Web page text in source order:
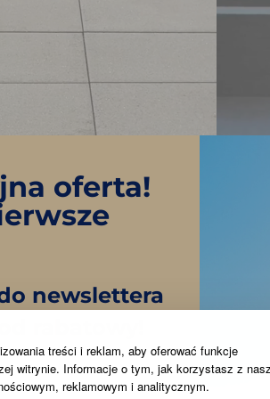
treści i reklam, aby oferować funkcje
witrynie. Informacje o tym, jak korzystasz z
reklamowym i analitycznym.
oferta!
newslettera